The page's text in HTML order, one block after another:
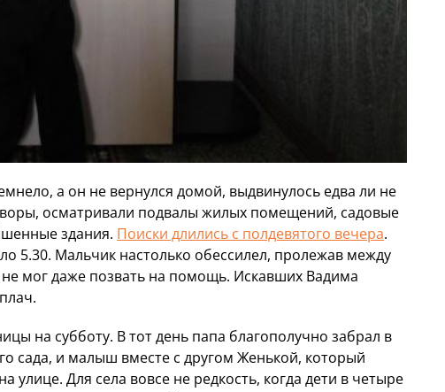
а он не вернулся домой, выдвинулось едва ли не
осматривали подвалы жилых помещений, садовые
здания. Поиски длились с полдевятого вечера.
5.30. Мальчик настолько обессилел, пролежав между
мог даже позвать на помощь. Искавших Вадима
на субботу. В тот день папа благополучно забрал в
сада, и малыш вместе с другом Женькой, который
улице. Для села вовсе не редкость, когда дети в четыре